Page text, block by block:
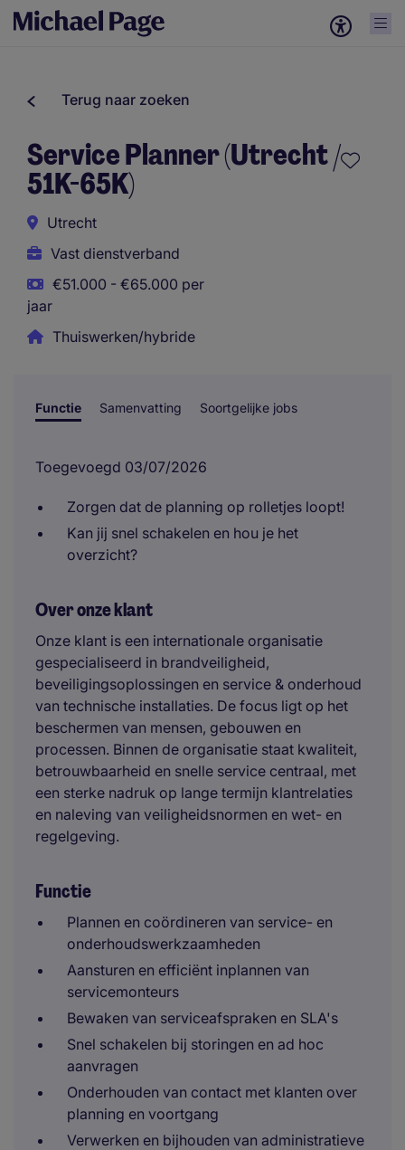
Terug naar zoeken
Service Planner (Utrecht /
51K-65K)
Utrecht
Vast dienstverband
€51.000 - €65.000 per
jaar
Thuiswerken/hybride
Functie Samenvatting Soortgelijke jobs
Toegevoegd 03/07/2026
Zorgen dat de planning op rolletjes loopt!
Kan jij snel schakelen en hou je het
overzicht?
Over onze klant
Onze klant is een internationale organisatie
gespecialiseerd in brandveiligheid,
beveiligingsoplossingen en service & onderhoud
van technische installaties. De focus ligt op het
beschermen van mensen, gebouwen en
processen. Binnen de organisatie staat kwaliteit,
betrouwbaarheid en snelle service centraal, met
een sterke nadruk op lange termijn klantrelaties
en naleving van veiligheidsnormen en wet- en
regelgeving.
Functie
Plannen en coördineren van service- en
onderhoudswerkzaamheden
Aansturen en efficiënt inplannen van
servicemonteurs
Bewaken van serviceafspraken en SLA's
Snel schakelen bij storingen en ad hoc
aanvragen
Onderhouden van contact met klanten over
planning en voortgang
Verwerken en bijhouden van administratieve